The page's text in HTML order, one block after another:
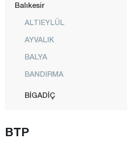
Balıkesir
ALTIEYLÜL
AYVALIK
BALYA
BANDIRMA
BİGADİÇ
DURSUNBEY
BTP